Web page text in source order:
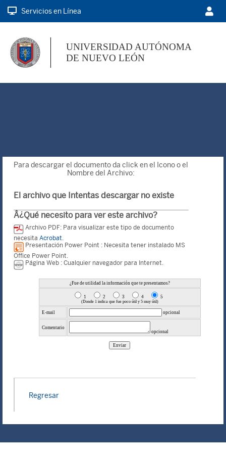
Servicios en Línea
UNIVERSIDAD AUTÓNOMA
DE NUEVO LEÓN
Para descargar el documento da click en el Icono o el
Nombre del Archivo:
El archivo que Intentas descargar no existe
Â¿Qué necesito para ver este archivo?
Archivo PDF: Para visualizar este tipo de documento
necesita Acrobat.
Presentación Power Point : Necesita tener instalado MS
Office Power Point.
Página Web : Cualquier navegador para Internet.
Regresar